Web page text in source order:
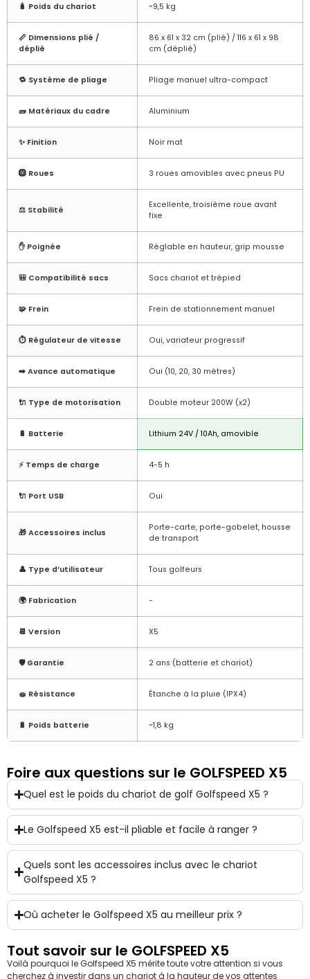
🧳 Poids du chariot ~9,5 kg
📏 Dimensions plié /
déplié
86 x 61 x 32 cm (plié) / 116 x 61 x 98
cm (déplié)
🔁 Système de pliage Pliage manuel ultra-compact
🧱 Matériaux du cadre Aluminium
✨ Finition Noir mat
🛞 Roues 3 roues amovibles avec pneus PU
⚖️ Stabilité
Excellente, troisième roue avant
fixe
✋ Poignée Réglable en hauteur, grip mousse
🎒 Compatibilité sacs Sacs chariot et trépied
🧩 Frein Frein de stationnement manuel
⏱️ Régulateur de vitesse Oui, variateur progressif
➡️ Avance automatique Oui (10, 20, 30 mètres)
🔌 Type de motorisation Double moteur 200W (x2)
🔋 Batterie Lithium 24V / 10Ah, amovible
⚡ Temps de charge 4-5 h
🔌 Port USB Oui
🎁 Accessoires inclus
Porte-carte, porte-gobelet, housse
de transport
👤 Type d’utilisateur Tous golfeurs
🌍 Fabrication -
📆 Version X5
🛡️ Garantie 2 ans (batterie et chariot)
🧽 Résistance Étanche à la pluie (IPX4)
🔋 Poids batterie ~1,8 kg
Foire aux questions sur le GOLFSPEED X5
Quel est le poids du chariot de golf Golfspeed X5 ?
Le Golfspeed X5 est-il pliable et facile à ranger ?
Quels sont les accessoires inclus avec le chariot
Golfspeed X5 ?
Où acheter le Golfspeed X5 au meilleur prix ?
Tout savoir sur le GOLFSPEED X5
Voilà pourquoi le Golfspeed X5 mérite toute votre attention si vous
cherchez à investir dans un chariot à la hauteur de vos attentes